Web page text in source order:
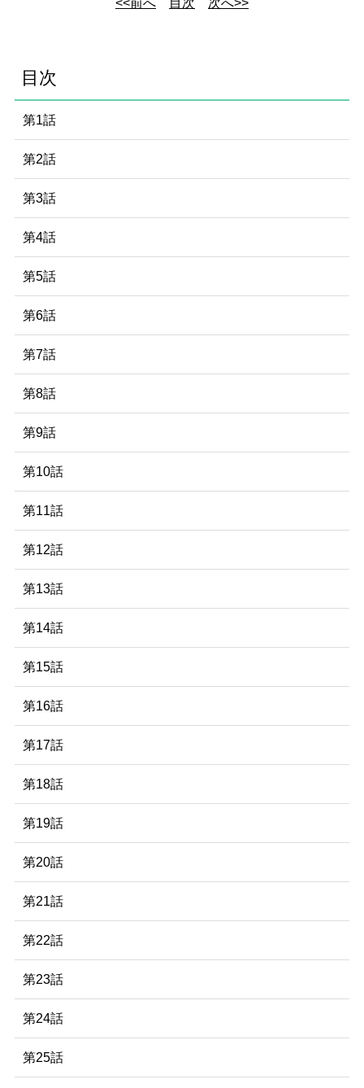
<<前へ 目次 次へ>>
目次
第1話
第2話
第3話
第4話
第5話
第6話
第7話
第8話
第9話
第10話
第11話
第12話
第13話
第14話
第15話
第16話
第17話
第18話
第19話
第20話
第21話
第22話
第23話
第24話
第25話